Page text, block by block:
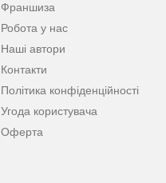
Франшиза
Робота у нас
Наші автори
Контакти
Політика конфіденційності
Угода користувача
Оферта